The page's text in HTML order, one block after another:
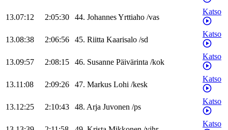
13.07:12 2:05:30 44. JohannesYrttiaho /vas
Katso
13.08:38 2:06:56 45. Riitta Kaarisalo /sd
Katso
13.09:57 2:08:15 46. Susanne Päivärinta /kok
Katso
13.11:08 2:09:26 47. Markus Lohi /kesk
Katso
13.12:25 2:10:43 48. Arja Juvonen /ps
Katso
Katso